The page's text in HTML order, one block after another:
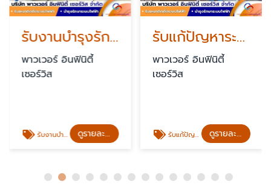
รับงานบำรุงรักษาระบบไฟฟ้า PM
พาวเวอร์ อินฟินิตี้
เซอร์วิส
รับงานบำรุงรักษาระบบไฟฟ้า PM ดูรายละเอียด
รับแก้ปัญหาระบบไฟฟ้าขัดข้องฉุกเฉิน standby 24 ชั่วโมง
พาวเวอร์ อินฟินิตี้
เซอร์วิส
รับแก้ปัญหาระบบไฟฟ้าขัดข้องฉุกเฉิน standby 24 ชั่วโมง ดูรายละเอียด